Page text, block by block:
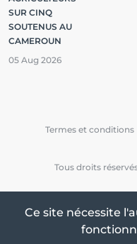
SUR CINQ
SOUTENUS AU
CAMEROUN
05 Aug 2026
Tous droits
Termes et conditions
Ce site nécessite